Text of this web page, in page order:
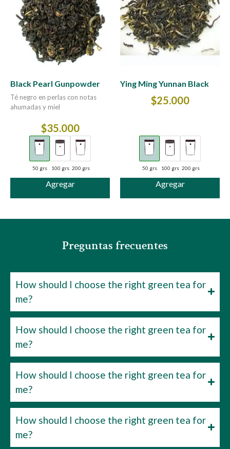
Black Pearl Gunpowder
Té negro en perlas con notas
ahumadas y miel
$35.000
Agregar
50 grs 100 grs 200 grs
Ying Ming Yunnan Black
$25.000
Agregar
50 grs 100 grs 200 grs
Preguntas frecuentes
How should I choose the right green tea for
me?
How should I choose the right green tea for
me?
How should I choose the right green tea for
me?
How should I choose the right green tea for
me?